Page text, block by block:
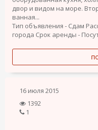
двор и видом на море.
ванная...
Тип объявления - Сдам
города Срок аренды -
16 июля 2015
1392
1